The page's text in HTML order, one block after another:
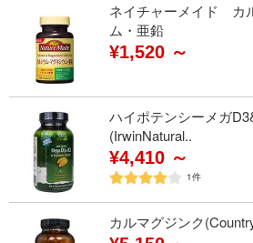
ネイチャーメイド カ
ム・亜鉛
¥1,520 ～
ハイポテンシーメガ
(IrwinNatural..
¥4,410 ～
1件
カルマグジンク